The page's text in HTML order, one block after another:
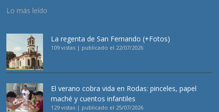
Lo más leído
La regenta de San Fernando (+Fotos)
109 vistas | publicado el 22/07/2026
El verano cobra vida en Rodas: pinceles, papel
maché y cuentos infantiles
129 vistas | publicado el 25/07/2026